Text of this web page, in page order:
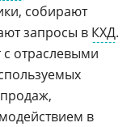
собирают
запросы в КХД.
отраслевыми
в